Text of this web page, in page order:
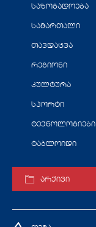
საზოგადოება
სამართალი
თავდაცვა
რეგიონი
კულტურა
სპორტი
ტექნოლოგიები
ტაბლოიდი
არქივი